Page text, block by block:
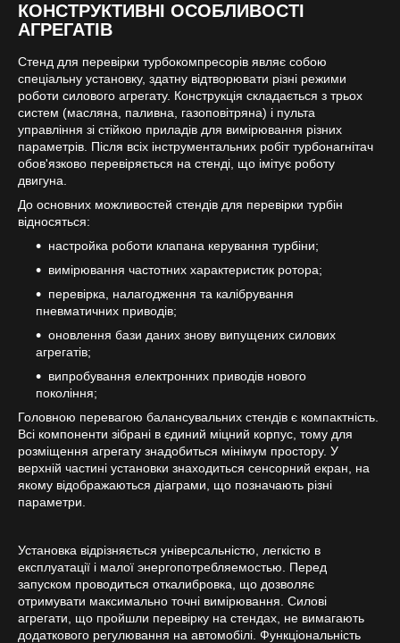
КОНСТРУКТИВНІ ОСОБЛИВОСТІ
АГРЕГАТІВ
Стенд для перевірки турбокомпресорів являє собою
спеціальну установку, здатну відтворювати різні режими
роботи силового агрегату. Конструкція складається з трьох
систем (масляна, паливна, газоповітряна) і пульта
управління зі стійкою приладів для вимірювання різних
параметрів. Після всіх інструментальних робіт турбонагнітач
обов'язково перевіряється на стенді, що імітує роботу
двигуна.
До основних можливостей стендів для перевірки турбін
відносяться:
настройка роботи клапана керування турбіни;
вимірювання частотних характеристик ротора;
перевірка, налагодження та калібрування
пневматичних приводів;
оновлення бази даних знову випущених силових
агрегатів;
випробування електронних приводів нового
покоління;
Головною перевагою балансувальних стендів є компактність.
Всі компоненти зібрані в єдиний міцний корпус, тому для
розміщення агрегату знадобиться мінімум простору. У
верхній частині установки знаходиться сенсорний екран, на
якому відображаються діаграми, що позначають різні
параметри.
Установка відрізняється універсальністю, легкістю в
експлуатації і малої энергопотребляемостью. Перед
запуском проводиться откалибровка, що дозволяє
отримувати максимально точні вимірювання. Силові
агрегати, що пройшли перевірку на стендах, не вимагають
додаткового регулювання на автомобілі. Функціональність